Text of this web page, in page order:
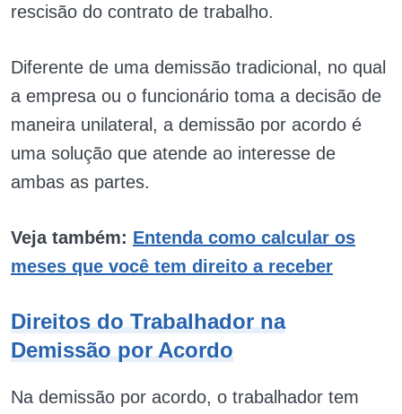
rescisão do contrato de trabalho.
Diferente de uma demissão tradicional, no qual
a empresa ou o funcionário toma a decisão de
maneira unilateral, a demissão por acordo é
uma solução que atende ao interesse de
ambas as partes.
Veja também: Entenda como calcular os
meses que você tem direito a receber
Direitos do Trabalhador na
Demissão por Acordo
Na demissão por acordo, o trabalhador tem